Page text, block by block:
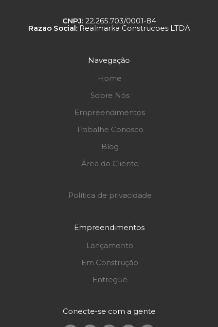
CNPJ:22.265.703/0001-84
Razao Social:Realmarka Construcoes LTDA
Navegação
Home
Sobre Nós
Empreendimentos
Trabalhe Conosco
Blog
Área do Cliente
Política de privacidade
Empreendimentos
Lançamento
Em Construção
Entregue
Conecte-se com a gente